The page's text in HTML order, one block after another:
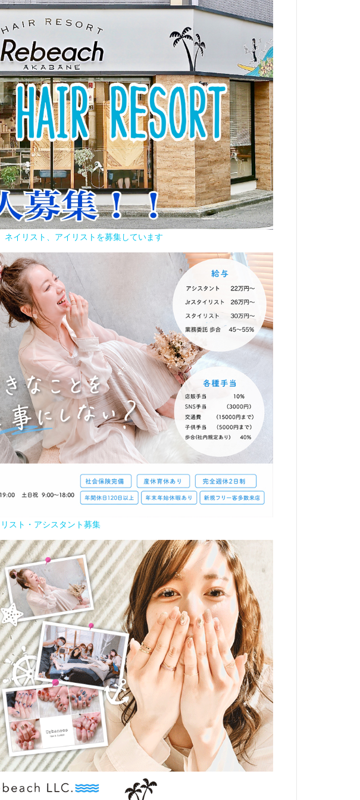
ネイリスト、アイリストを募集しています
スト・アシスタント募集